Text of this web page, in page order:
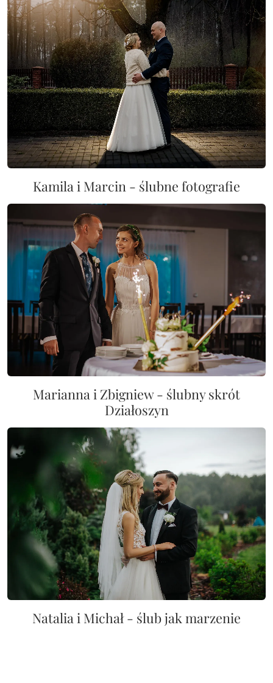
Kamila i Marcin - ślubne fotografie
Marianna i Zbigniew - ślubny skrót
Działoszyn
Natalia i Michał - ślub jak marzenie